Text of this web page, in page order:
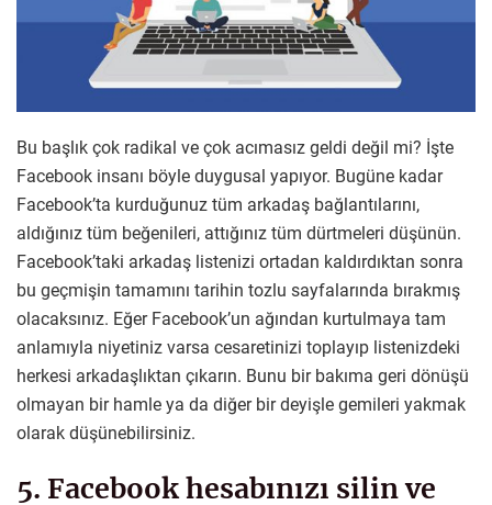
Bu başlık çok radikal ve çok acımasız geldi değil mi? İşte
Facebook insanı böyle duygusal yapıyor. Bugüne kadar
Facebook’ta kurduğunuz tüm arkadaş bağlantılarını,
aldığınız tüm beğenileri, attığınız tüm dürtmeleri düşünün.
Facebook’taki arkadaş listenizi ortadan kaldırdıktan sonra
bu geçmişin tamamını tarihin tozlu sayfalarında bırakmış
olacaksınız. Eğer Facebook’un ağından kurtulmaya tam
anlamıyla niyetiniz varsa cesaretinizi toplayıp listenizdeki
herkesi arkadaşlıktan çıkarın. Bunu bir bakıma geri dönüşü
olmayan bir hamle ya da diğer bir deyişle gemileri yakmak
olarak düşünebilirsiniz.
5. Facebook hesabınızı silin ve